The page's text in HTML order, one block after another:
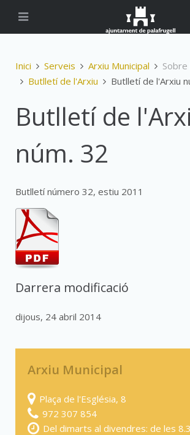
Inici Serveis Arxiu Municipal
Sobre
Butlletí de l'Arxiu
Butlletí de l'Arxiu
Butlletí de
núm. 32
Butlletí número 32, estiu 2011
Darrera modificació
dijous, 24 abril 2014
Arxiu Municipal
Plaça de l'Església, 8
972 307 854
Del dimarts al divendres: de les